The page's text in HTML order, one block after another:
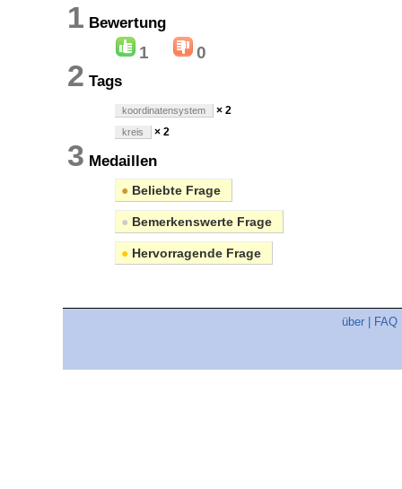
1 Bewertung
1 0
2 Tags
koordinatensystem × 2
kreis × 2
3 Medaillen
● Beliebte Frage
● Bemerkenswerte Frage
● Hervorragende Frage
über FAQ